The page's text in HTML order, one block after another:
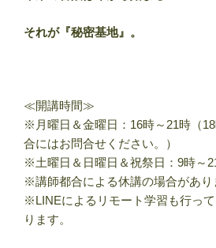
それが『秘密基地』。
≪開講時間≫
※月曜日＆金曜日：16時～21時（
合にはお問合せください。）
※土曜日＆日曜日＆祝祭日：9時～
※講師都合による休講の場合があり
※LINEによるリモート学習も行っ
ります。